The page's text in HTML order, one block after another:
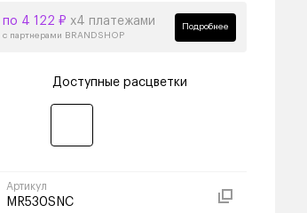
по 4 122 ₽ х4 платежами
с партнерами BRANDSHOP
Подробнее
Доступные расцветки
Артикул
MR530SNC